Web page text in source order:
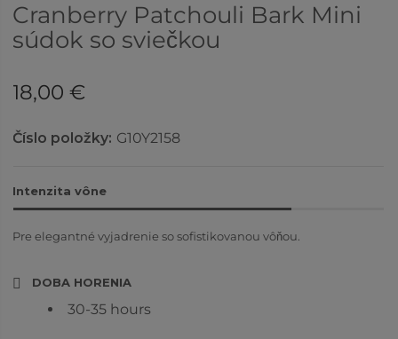
Cranberry Patchouli Bark Mini
súdok so sviečkou
18,00 €
Číslo položky: G10Y2158
Intenzita vône
Pre elegantné vyjadrenie so sofistikovanou vôňou.
DOBA HORENIA
30-35 hours